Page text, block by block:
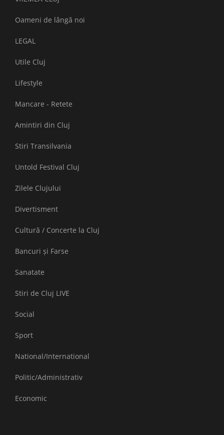
Oameni de lângă noi
LEGAL
Utile Cluj
Lifestyle
Mancare - Retete
Amintiri din Cluj
Stiri Transilvania
Untold Festival Cluj
Zilele Clujului
Divertisment
Cultură / Concerte la Cluj
Bancuri și Farse
Sanatate
Stiri de Cluj LIVE
Social
Sport
National/International
Politic/Administrativ
Economic